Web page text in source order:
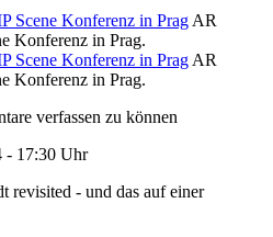
AR
Konferenz in Prag.
AR
Konferenz in Prag.
verfassen zu können
- 17:30 Uhr
revisited - und das auf einer